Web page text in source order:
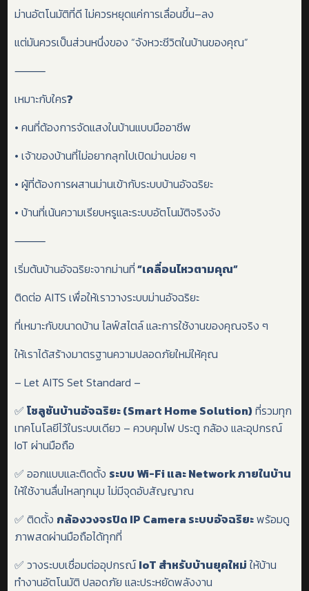
ม่านอัตโนมัติที่ดี ไม่ควรหยุดแค่การเลื่อนขึ้น–ลง
แต่มันควรเป็นส่วนหนึ่งของ “จังหวะชีวิตในบ้านของคุณ”
⸻
เหมาะกับใคร?
• คนที่ต้องการจัดแสงในบ้านแบบมืออาชีพ
• เจ้าของบ้านที่ไม่อยากลุกไปเปิดม่านบ่อย ๆ
• ผู้ที่ต้องการผสานม่านเข้ากับระบบบ้านอัจฉริยะ
• บ้านที่เน้นความเรียบหรูและระบบอัตโนมัติจริงจัง
⸻
เริ่มต้นบ้านอัจฉริยะจากม่านที่“เคลื่อนไหวตามคุณ”
ติดต่อ AITS เพื่อให้เราวางระบบม่านอัจฉริยะ
ที่เหมาะกับขนาดบ้าน ไลฟ์สไตล์ และการใช้งานของคุณจริง ๆ
ให้เราได้สร้างมาตรฐานความปลอดภัยใหม่ให้คุณ
– Let AITS Set Standard –
✅โซลูชันบ้านอัจฉริยะ (Smart Home Solution) ที่รวมทุก
เทคโนโลยีไว้ในระบบเดียว – ควบคุมไฟ ประตู กล้อง และอุปกรณ์
IoT ผ่านมือถือ
✅ ออกแบบและติดตั้ง ระบบ Wi-Fi และ Network ภายในบ้าน
ให้ใช้งานลื่นไหลทุกมุม ไม่มีจุดอับสัญญาณ
✅ ติดตั้ง กล้องวงจรปิด IP Camera ระบบอัจฉริยะพร้อมดู
ภาพสดผ่านมือถือได้ทุกที่
✅ วางระบบเชื่อมต่ออุปกรณ์IoT สำหรับบ้านยุคใหม่ ให้บ้าน
ทำงานอัตโนมัติ ปลอดภัย และประหยัดพลังงาน